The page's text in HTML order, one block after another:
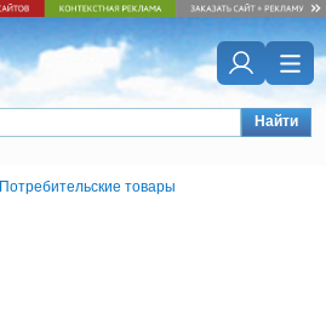
Найти
Потребительские товары